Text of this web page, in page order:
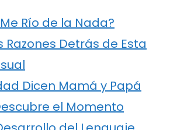
Río de la Nada?
Razones Detrás de Esta
Dicen Mamá y Papá
el Momento